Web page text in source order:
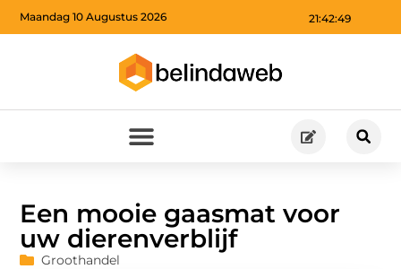
21:42:50
Maandag 10 Augustus 2026
Een mooie gaasmat voor
uw dierenverblijf
Groothandel